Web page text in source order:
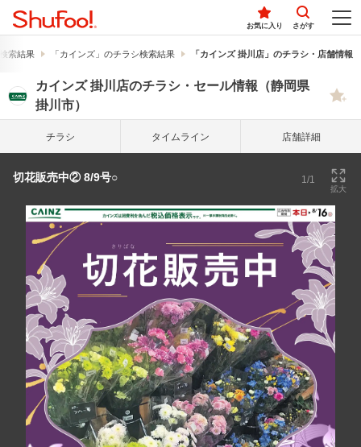
お気に入り さがす
索結果 「カインズ」のチラシ検索結果 「カインズ 掛川店」のチラシ・店舗情報
カインズ 掛川店のチラシ・セール情報（静岡県
掛川市）
チラシ タイム ライン 店舗詳細
切花販売中② 8/9号○ 1/1
拡大